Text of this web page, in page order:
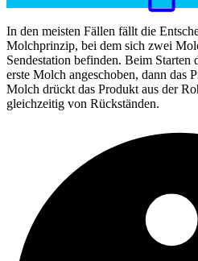
In den meisten Fällen fällt die
Molchprinzip, bei dem sich zwei
Sendestation befinden. Beim Starten
erste Molch angeschoben, dann das
Molch drückt das Produkt aus der
gleichzeitig von Rückständen.